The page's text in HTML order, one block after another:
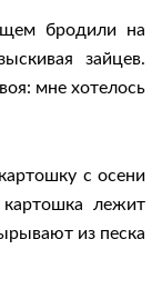
бродили на
зайцев.
мне хотелось
с осени
лежит
из песка